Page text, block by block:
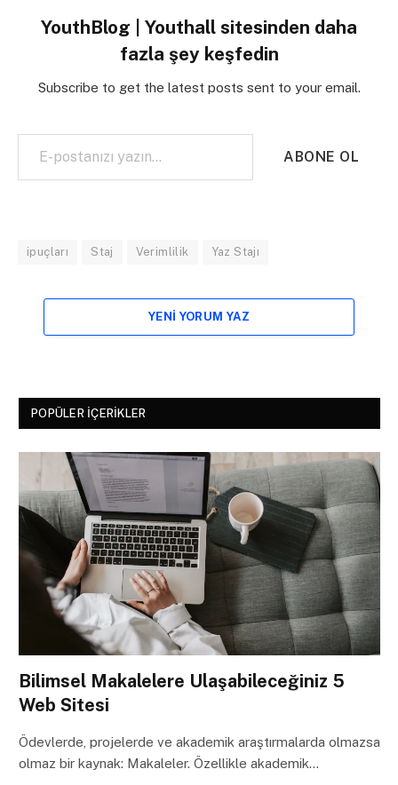
YouthBlog | Youthall sitesinden daha
fazla şey keşfedin
Subscribe to get the latest posts sent to your email.
E-postanızı yazın…
ABONE OL
ipuçları Staj Verimlilik Yaz Stajı
YENI YORUM YAZ
POPÜLER İÇERIKLER
Bilimsel Makalelere Ulaşabileceğiniz 5
Web Sitesi
Ödevlerde, projelerde ve akademik araştırmalarda olmazsa
olmaz bir kaynak: Makaleler. Özellikle akademik…